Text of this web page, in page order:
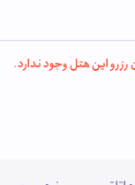
رزرو این هتل وجود ندارد.